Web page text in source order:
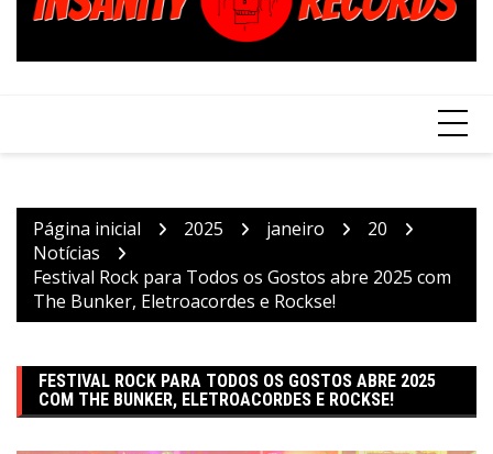
Página inicial 2025 janeiro
20
Notícias
Festival Rock para Todos os Gostos abre 2025 com
The Bunker, Eletroacordes e Rockse!
FESTIVAL ROCK PARA TODOS OS GOSTOS ABRE 2025
COM THE BUNKER, ELETROACORDES E ROCKSE!